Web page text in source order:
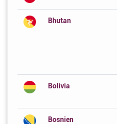
Bhutan
Bolivia
Bosnien